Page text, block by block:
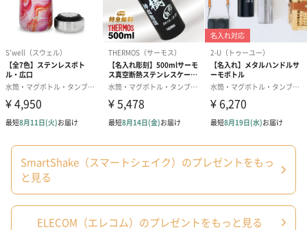
Black
White
NEON Green
SmartShake（スマートシェイク）のプレゼントをもっ
と見る
ELECOM（エレコム）のプレゼントをもっと見る